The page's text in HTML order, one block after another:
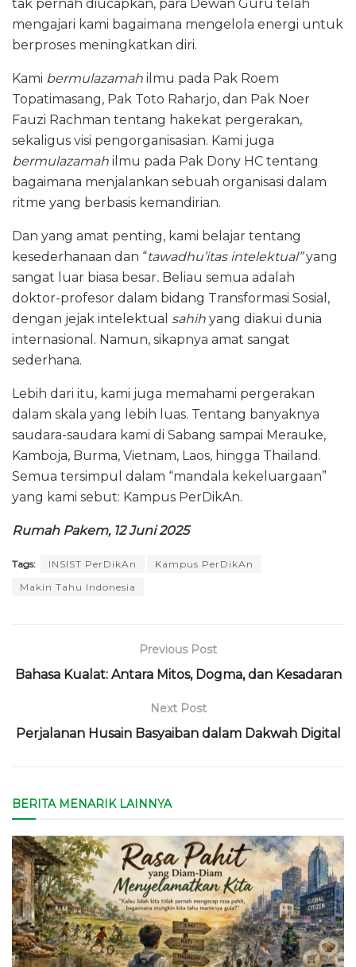
tak pernah diucapkan, para Dewan Guru telah
mengajari kami bagaimana mengelola energi untuk
berproses meningkatkan diri.
‎Kami bermulazamah ilmu pada Pak Roem
Topatimasang, Pak Toto Raharjo, dan Pak Noer
Fauzi Rachman tentang hakekat pergerakan,
sekaligus visi pengorganisasian. Kami juga
bermulazamah ilmu pada Pak Dony HC tentang
bagaimana menjalankan sebuah organisasi dalam
ritme yang berbasis kemandirian.
Dan yang amat penting, kami belajar tentang
kesederhanaan dan “tawadhu’itas intelektual”yang
sangat luar biasa besar. Beliau semua adalah
doktor-profesor dalam bidang Transformasi Sosial,
dengan jejak intelektual sahih yang diakui dunia
internasional. Namun, sikapnya amat sangat
sederhana.
Lebih dari itu, kami juga memahami pergerakan
dalam skala yang lebih luas. Tentang banyaknya
saudara-saudara kami di Sabang sampai Merauke,
Kamboja, Burma, Vietnam, Laos, hingga Thailand.
Semua tersimpul dalam “mandala kekeluargaan”
yang kami sebut: Kampus PerDikAn.‎
Rumah Pakem, 12 Juni 2025
Tags: INSIST PerDikAn
Kampus PerDikAn
Makin Tahu Indonesia
Previous Post
Bahasa Kualat: Antara Mitos, Dogma, dan Kesadaran
Next Post
Perjalanan Husain Basyaiban dalam Dakwah Digital
BERITA MENARIK LAINNYA